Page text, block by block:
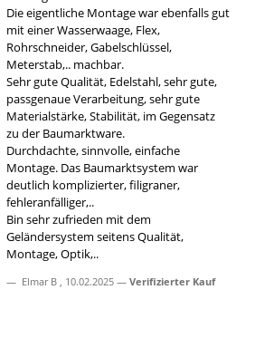
Die eigentliche Montage war ebenfalls gut
mit einer Wasserwaage, Flex,
Rohrschneider, Gabelschlüssel,
Meterstab,.. machbar.
Sehr gute Qualität, Edelstahl, sehr gute,
passgenaue Verarbeitung, sehr gute
Materialstärke, Stabilität, im Gegensatz
zu der Baumarktware.
Durchdachte, sinnvolle, einfache
Montage. Das Baumarktsystem war
deutlich komplizierter, filigraner,
fehleranfälliger,..
Bin sehr zufrieden mit dem
Geländersystem seitens Qualität,
Montage, Optik,..
Elmar B , 10.02.2025 Verifizierter Kauf